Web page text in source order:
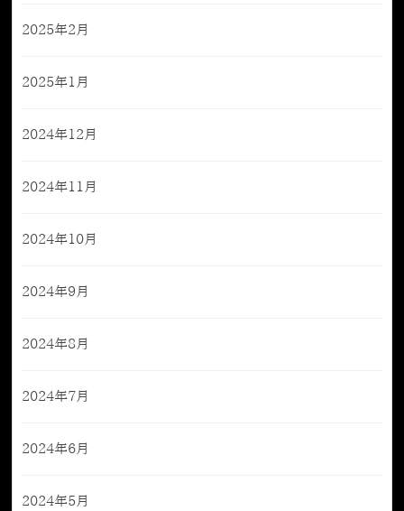
2025年2月
2025年1月
2024年12月
2024年11月
2024年10月
2024年9月
2024年8月
2024年7月
2024年6月
2024年5月